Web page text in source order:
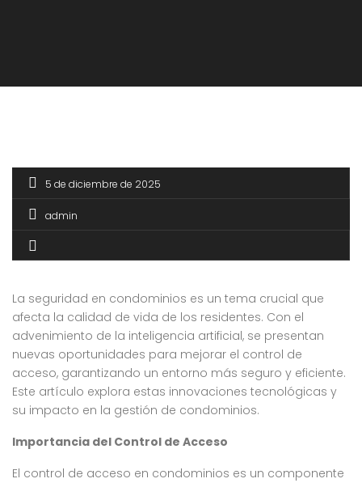
5 de diciembre de 2025
admin
La seguridad en condominios es un tema crucial que
afecta la calidad de vida de los residentes. Con el
advenimiento de la inteligencia artificial, se presentan
nuevas oportunidades para mejorar el control de
acceso, garantizando un entorno más seguro y eficiente.
Este artículo explora estas innovaciones tecnológicas y
su impacto en la gestión de condominios.
Importancia del Control de Acceso
El control de acceso en condominios es un componente